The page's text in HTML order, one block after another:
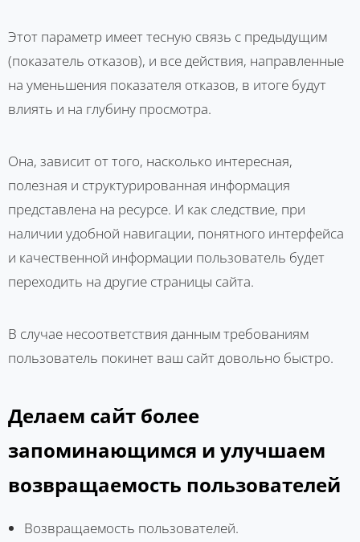
Этот параметр имеет тесную связь с предыдущим
(показатель отказов), и все действия, направленные
на уменьшения показателя отказов, в итоге будут
влиять и на глубину просмотра.
Она, зависит от того, насколько интересная,
полезная и структурированная информация
представлена на ресурсе. И как следствие, при
наличии удобной навигации, понятного интерфейса
и качественной информации пользователь будет
переходить на другие страницы сайта.
В случае несоответствия данным требованиям
пользователь покинет ваш сайт довольно быстро.
Делаем сайт более
запоминающимся и улучшаем
возвращаемость пользователей
Возвращаемость пользователей.